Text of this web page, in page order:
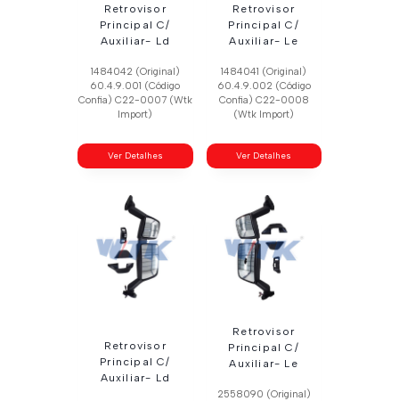
Retrovisor
Principal C/
Auxiliar- Ld
1484042 (Original)
60.4.9.001 (Código
Confia) C22-0007 (Wtk
Import)
Ver Detalhes
Retrovisor
Principal C/
Auxiliar- Le
1484041 (Original)
60.4.9.002 (Código
Confia) C22-0008
(Wtk Import)
Ver Detalhes
Retrovisor
Principal C/
Auxiliar- Ld
Retrovisor
Principal C/
Auxiliar- Le
2558090 (Original)